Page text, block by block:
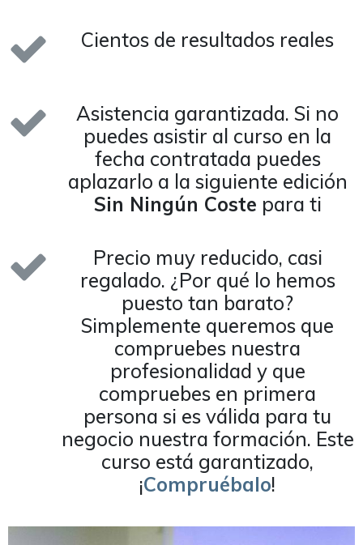
Cientos de resultados reales
Asistencia garantizada. Si no
puedes asistir al curso en la
fecha contratada puedes
aplazarlo a la siguiente edición
Sin Ningún Coste para ti
Precio muy reducido, casi
regalado. ¿Por qué lo hemos
puesto tan barato?
Simplemente queremos que
compruebes nuestra
profesionalidad y que
compruebes en primera
persona si es válida para tu
negocio nuestra formación. Este
curso está garantizado,
¡Compruébalo!